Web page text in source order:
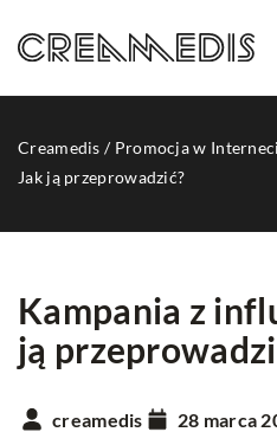
Creamedis / Promocja w
Jak ją przeprowadzić?
Kampania z
ją
creamedis 28 marca